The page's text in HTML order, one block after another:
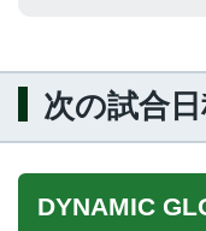
次の試合
DYNAMIC